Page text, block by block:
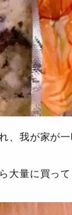
、我が家が一
大量に買っ